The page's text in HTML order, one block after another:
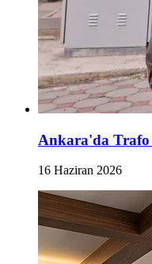
Ankara'da Trafo
16 Haziran 2026